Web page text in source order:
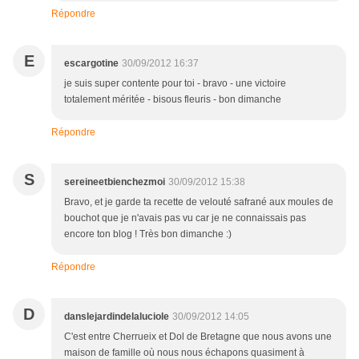
Répondre
E escargotine 30/09/2012 16:37
je suis super contente pour toi - bravo - une victoire
totalement méritée - bisous fleuris - bon dimanche
Répondre
S sereineetbienchezmoi 30/09/2012 15:38
Bravo, et je garde ta recette de velouté safrané aux moules de
bouchot que je n'avais pas vu car je ne connaissais pas
encore ton blog ! Très bon dimanche :)
Répondre
D danslejardindelaluciole 30/09/2012 14:05
C'est entre Cherrueix et Dol de Bretagne que nous avons une
maison de famille où nous nous échapons quasiment à